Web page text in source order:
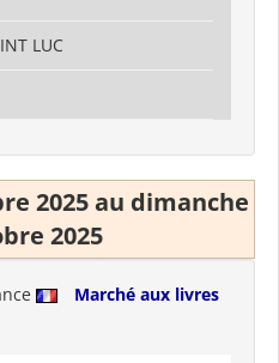
LUC
2025 au dimanche
2025
Marché aux livres